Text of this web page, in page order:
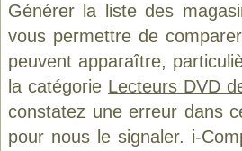
Générer la liste des
vous permettre de
peuvent apparaître,
la catégorie Lecteurs DVD
constatez une erreur dans
pour nous le signaler. i-